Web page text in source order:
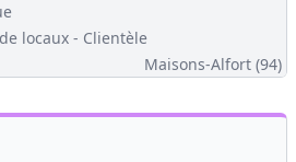
locaux - Clientèle
Maisons-Alfort (94)